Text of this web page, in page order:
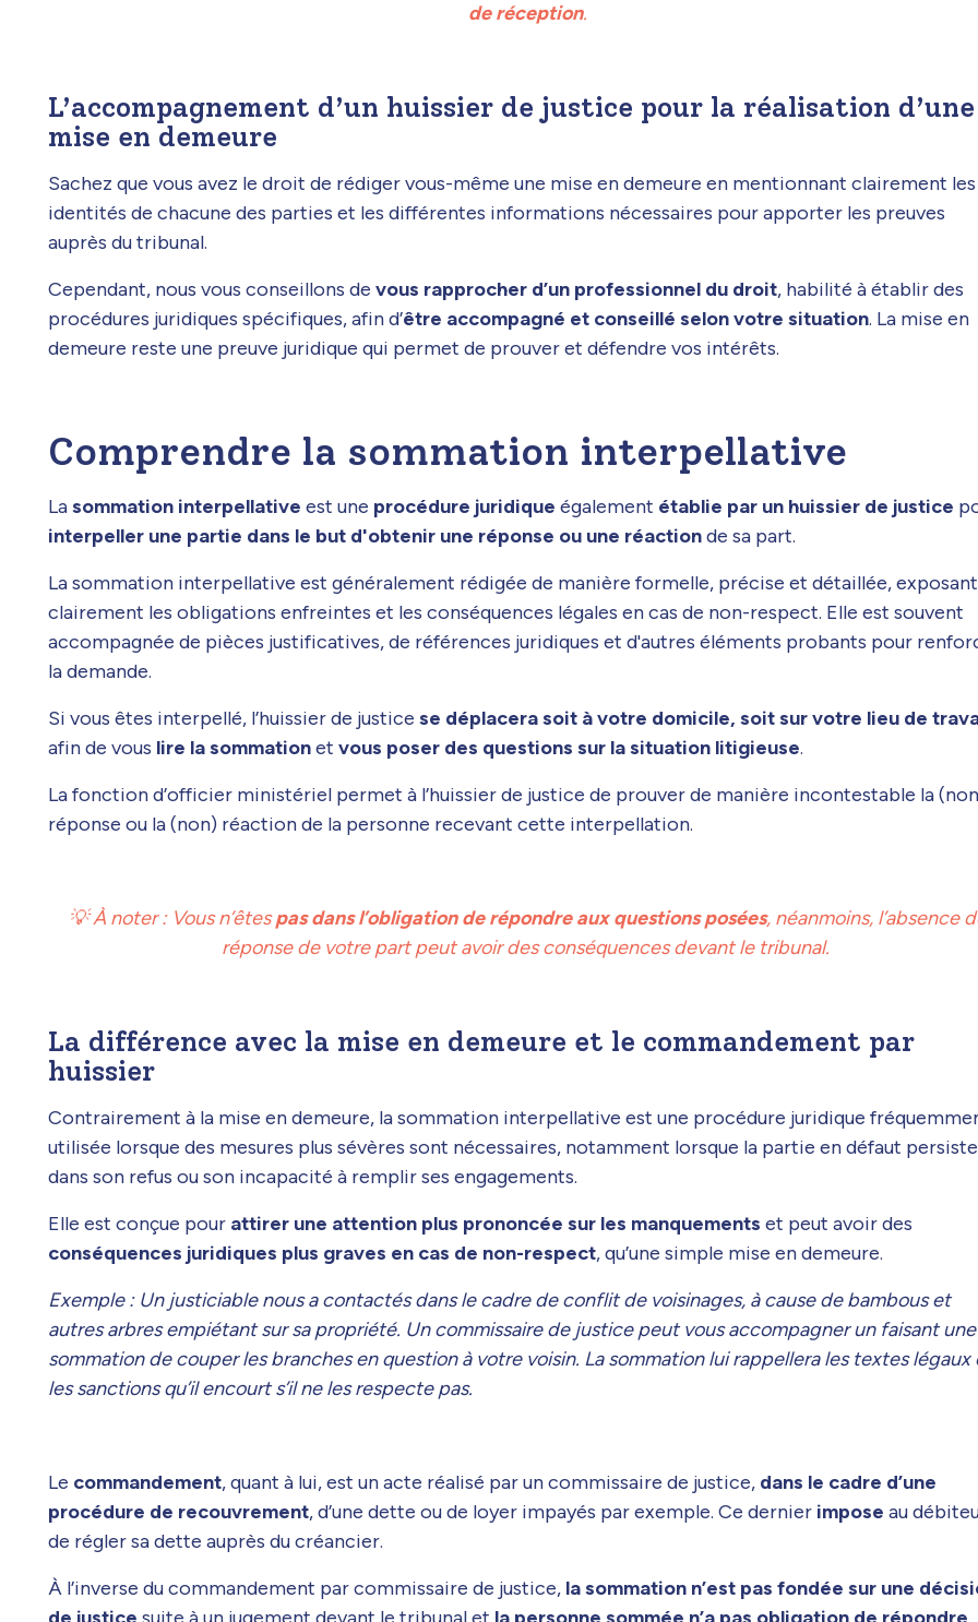
de réception.
L’accompagnement d’un huissier de justice pour la réalisation d’une
mise en demeure
Sachez que vous avez le droit de rédiger vous-même une mise en demeure en mentionnant clairement les
identités de chacune des parties et les différentes informations nécessaires pour apporter les preuves
auprès du tribunal.
Cependant, nous vous conseillons de vous rapprocher d’un professionnel du droit, habilité à établir des
procédures juridiques spécifiques, afin d’être accompagné et conseillé selon votre situation. La mise en
demeure reste une preuve juridique qui permet de prouver et défendre vos intérêts.
Comprendre la sommation interpellative
Lasommation interpellative est une procédure juridique également établie par un huissier de justice
interpeller une partie dans le but d'obtenir une réponse ou une réactionde sa part.
La sommation interpellative est généralement rédigée de manière formelle, précise et détaillée, exposant
clairement les obligations enfreintes et les conséquences légales en cas de non-respect. Elle est souvent
accompagnée de pièces justificatives, de références juridiques et d'autres éléments probants pour
la demande.
Si vous êtes interpellé, l’huissier de justice se déplacera soit à votre domicile, soit sur votre lieu de
afin de vous lire la sommationet vous poser des questions sur la situation litigieuse.
La fonction d’officier ministériel permet à l’huissier de justice de prouver de manière incontestable la
réponse ou la (non) réaction de la personne recevant cette interpellation.
💡 À noter : Vous n’êtespas dans l’obligation de répondre aux questions posées, néanmoins, l’absence
réponse de votre part peut avoir des conséquences devant le tribunal.
La différence avec la mise en demeure et le commandement par
huissier
Contrairement à la mise en demeure, la sommation interpellative est une procédure juridique
utilisée lorsque des mesures plus sévères sont nécessaires, notamment lorsque la partie en défaut persiste
dans son refus ou son incapacité à remplir ses engagements.
Elle est conçue pour attirer une attention plus prononcée sur les manquements et peut avoir des
conséquences juridiques plus graves en cas de non-respect, qu’une simple mise en demeure.
Exemple : Un justiciable nous a contactés dans le cadre de conflit de voisinages, à cause de bambous et
autres arbres empiétant sur sa propriété. Un commissaire de justice peut vous accompagner un faisant une
sommation de couper les branches en question à votre voisin. La sommation lui rappellera les textes légaux
les sanctions qu’il encourt s’il ne les respecte pas.
Le commandement, quant à lui, est un acte réalisé par un commissaire de justice, dans le cadre d’une
procédure de recouvrement, d’une dette ou de loyer impayés par exemple. Ce dernier impose au
de régler sa dette auprès du créancier.
À l’inverse du commandement par commissaire de justice, la sommation n’est pas fondée sur une